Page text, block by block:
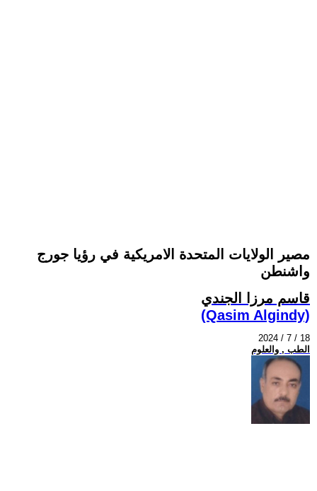
مصير الولايات المتحدة الامريكية في رؤيا جورج
واشنطن
قاسم مرزا الجندي
(Qasim Algindy)
2024 / 7 / 18
الطب , والعلوم